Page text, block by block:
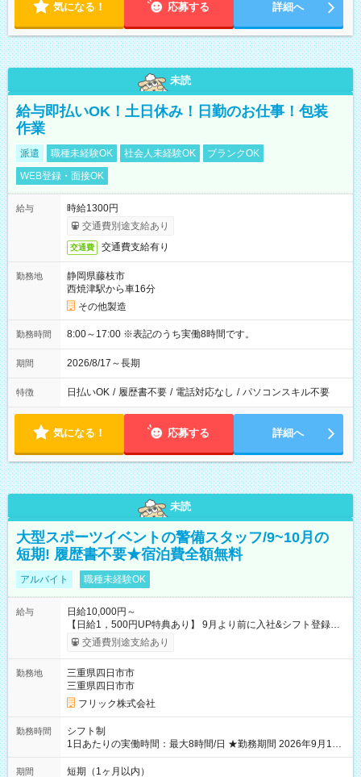
気になる！ 応募する 詳細へ
未読
給与即払いOK！土日休み！日勤のお仕事！包装
作業
派遣 職種未経験OK 社会人未経験OK
ブランクOK
WEB登録・面接OK
給与
時給1300円
交通費別途支給あり
交通費 交通費支給有り
勤務地
静岡県藤枝市
西焼津駅から車16分
その他製造
勤務時間 8:00～17:00 ※表記のうち実働8時間です。
期間 2026/8/17～長期
特徴 日払いOK / 履歴書不要 / 電話対応なし / パソコンスキル不要
気になる！ 応募する 詳細へ
未読
大型スポーツイベントの警備スタッフ/9~10月の
短期! 履歴書不要★宿泊費全額無料
アルバイト 職種未経験OK
給与
日給10,000円～
【日給1，500円UP特典あり】 9月より前に入社&シフト登録す
ると 期間中(9/16~10/23) の日給がUP! 日給1万1500円でしっか
り稼げます♪ 【試用期間】試用期間なし
交通費別途支給あり
勤務地
三重県四日市市
三重県四日市市
フリック株式会社
勤務時間
シフト制
1日あたりの実働時間：最大8時間/日 ★勤務期間 2026年9月16
日~2026年10月23日 短期勤務OK! 期間中フル勤務できる方優遇
※週3~5日勤務(勤務日数応相談) ※期間前から勤務スタートも可
期間 短期（1ヶ月以内）